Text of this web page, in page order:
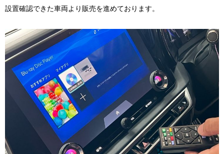
設置確認できた車両より販売を進めております。